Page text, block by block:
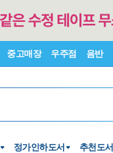
중고매장 우주점 음반
정가인하도서 추천도서